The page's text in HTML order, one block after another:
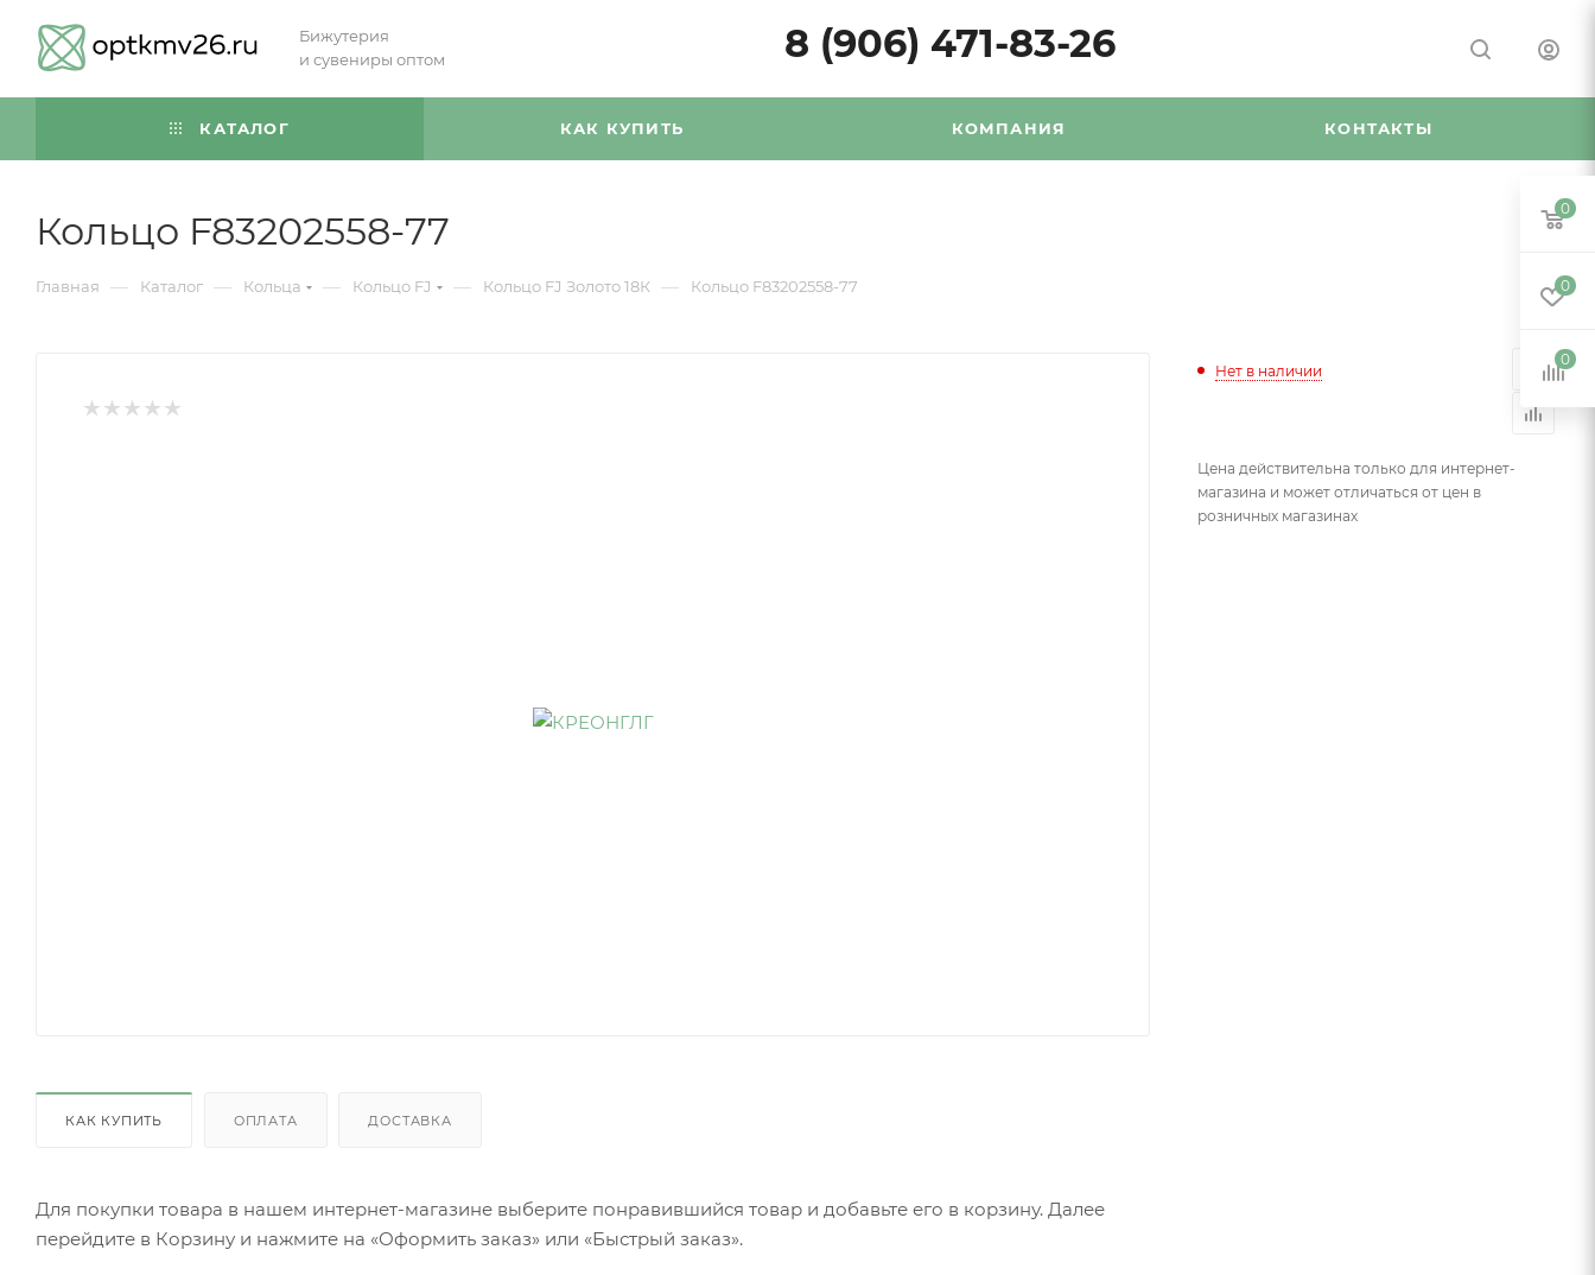
Бижутерия
и сувениры оптом
8 (906) 471-83-26
КАТАЛОГ КАК КУПИТЬ КОМПАНИЯ КОНТАКТЫ
Кольцо F83202558-77
Главная — Каталог — Кольца — Кольцо FJ — Кольцо FJ Золото 18К — Кольцо F83202558-77
КАК КУПИТЬ ОПЛАТА ДОСТАВКА
Для покупки товара в нашем интернет-магазине выберите понравившийся товар и добавьте его в корзину. Далее
перейдите в Корзину и нажмите на «Оформить заказ» или «Быстрый заказ».
Нет в наличии
Цена действительна только для интернет-
магазина и может отличаться от цен в
розничных магазинах
0
0
0